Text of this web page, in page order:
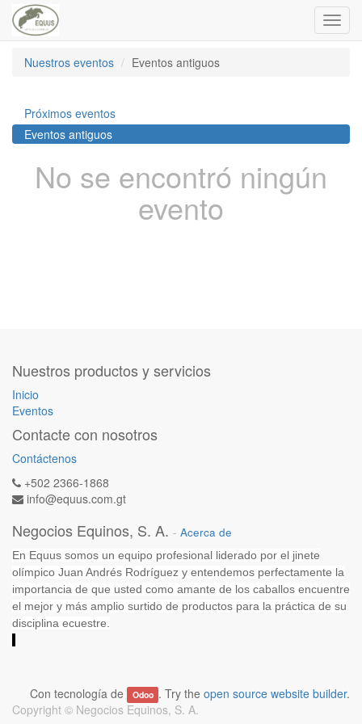
Nuestros eventos
Eventos antiguos
Próximos eventos
Eventos antiguos
No se encontró ningún
evento
Nuestros productos y servicios
Inicio
Eventos
Contacte con nosotros
Contáctenos
+502 2366-1868
info@equus.com.gt
Negocios Equinos, S. A. - Acerca de
En Equus somos un equipo profesional liderado por el jinete
olímpico Juan Andrés Rodríguez y entendemos perfectamente la
importancia de que usted como amante de los caballos encuentre
el mejor y más amplio surtido de productos para la práctica de su
disciplina ecuestre.
Con tecnología de Odoo . Try the open source website builder.
Copyright © Negocios Equinos, S. A.